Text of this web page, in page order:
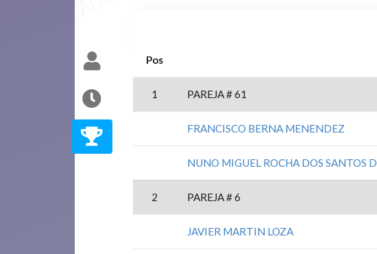
Pos
1 PAREJA # 61
FRANCISCO BERNA MENENDEZ
NUNO MIGUEL ROCHA DOS SANTOS
2 PAREJA # 6
JAVIER MARTIN LOZA